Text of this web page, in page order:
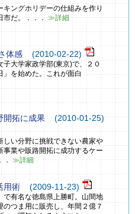
ングホリデーの仕組みを作り
市だ。．．．≫詳細
体感 (2010-02-22)
大学家政学部(東京)で、２０
」を始めた。これが面白
開拓に成果(2010-01-25)
い分野に挑戦できない農家や
事業や販路開拓に成功するケー
．≫詳細
用術(2009-11-23)
有名な徳島県上勝町。山間地
つま用に販売し、年間２億７